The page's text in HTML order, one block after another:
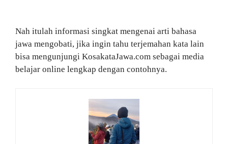
Nah itulah informasi singkat mengenai arti bahasa
jawa mengobati, jika ingin tahu terjemahan kata lain
bisa mengunjungi KosakataJawa.com sebagai media
belajar online lengkap dengan contohnya.